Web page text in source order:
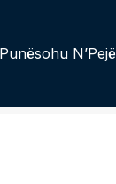
Punësohu N’Pejë